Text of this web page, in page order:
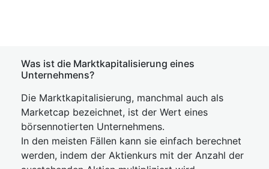
Was ist die Marktkapitalisierung eines
Unternehmens?
Die Marktkapitalisierung, manchmal auch als
Marketcap bezeichnet, ist der Wert eines
börsennotierten Unternehmens.
In den meisten Fällen kann sie einfach berechnet
werden, indem der Aktienkurs mit der Anzahl der